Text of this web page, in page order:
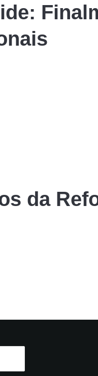
da